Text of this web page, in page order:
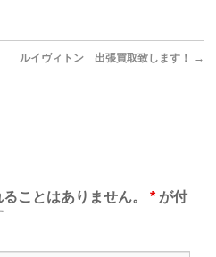
ルイヴィトン 出張買取致します！ →
ことはありません。 * が付